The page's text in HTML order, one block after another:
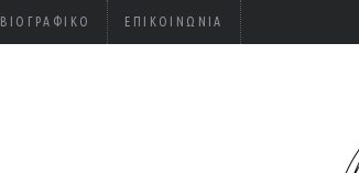
ΒΙΟΓΡΑΦΙΚΌ ΕΠΙΚΟΙΝΩΝΊΑ